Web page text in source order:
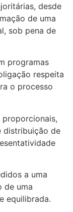
desde
de uma
sob pena de
programas
respeita
o processo
distribuição de
a uma
de uma
equilibrada.